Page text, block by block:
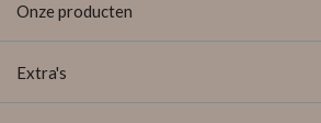
Onze producten
Extra's